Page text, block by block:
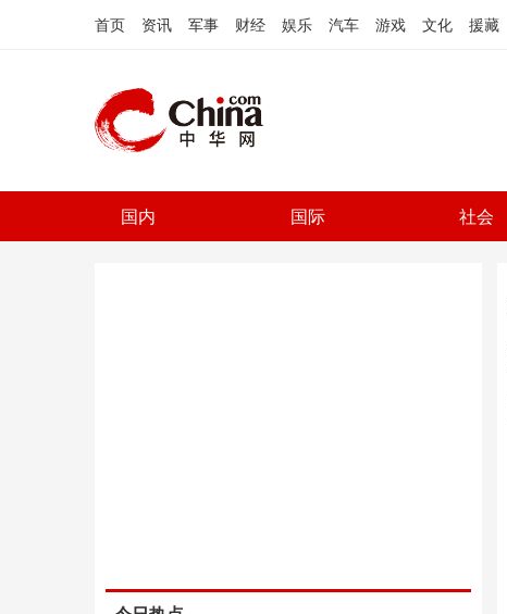
首页 资讯 军事 财经 娱乐 汽车 游戏 文化 援藏
国内 国际 社会